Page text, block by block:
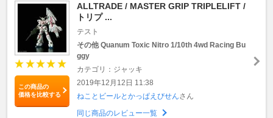
この商品の
価格を比較する
ALLTRADE / MASTER GRIP TRIPLELIFT /
トリプ ...
テスト
その他 Quanum Toxic Nitro 1/10th 4wd Racing Bu
ggy
カテゴリ：ジャッキ
2019年12月12日 11:38
ねことビールとかっぱえびせんさん
同じ商品のレビュー一覧